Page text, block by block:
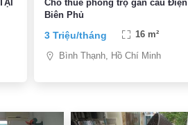
Cho thuê phòng trọ gần cầu Điện
Biên Phủ
3 Triệu/tháng 16 m²
Bình Thạnh, Hồ Chí Minh